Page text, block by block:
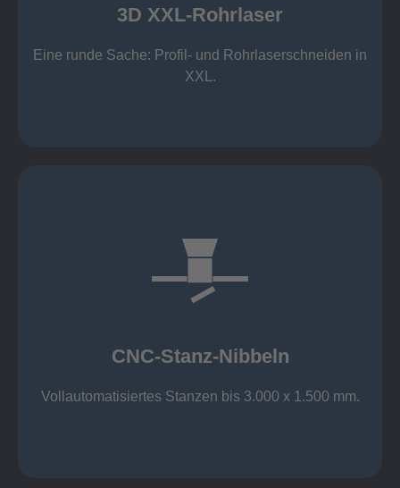
3D XXL-Rohrlaser
Eine runde Sache: Profil- und Rohrlaserschneiden in
XXL.
3D XXL-Rohrlaser
Rechteckprofile bis 300 x 300 mm
Wandstärken:
CNC-Stanz-Nibbeln
Vollautomatisiertes Stanzen bis 3.000 x 1.500 mm.
Stahl bis 6 mm
großer Standard-Werkzeug-Park